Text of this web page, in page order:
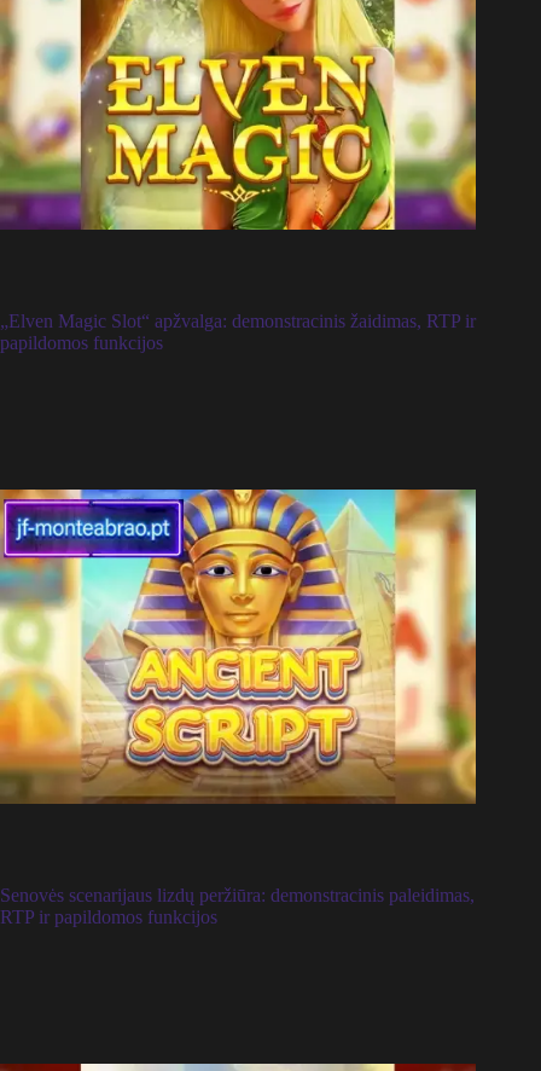
„Elven Magic Slot“ apžvalga: demonstracinis žaidimas, RTP ir
papildomos funkcijos
Senovės scenarijaus lizdų peržiūra: demonstracinis paleidimas,
RTP ir papildomos funkcijos